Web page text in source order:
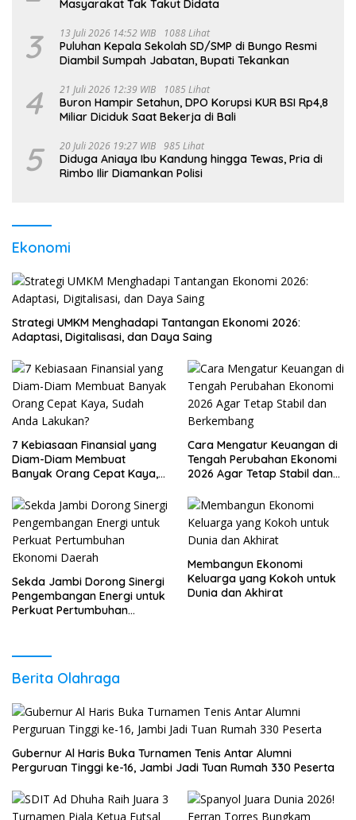
Masyarakat Tak Takut Didata
3 13 Juli 2026 14:52 WIB 1088 Lihat
Puluhan Kepala Sekolah SD/SMP di Bungo Resmi
Diambil Sumpah Jabatan, Bupati Tekankan
4 21 Juli 2026 12:39 WIB 1085 Lihat
Buron Hampir Setahun, DPO Korupsi KUR BSI Rp4,8
Miliar Diciduk Saat Bekerja di Bali
5 20 Juli 2026 19:27 WIB 985 Lihat
Diduga Aniaya Ibu Kandung hingga Tewas, Pria di
Rimbo Ilir Diamankan Polisi
Ekonomi
Strategi UMKM Menghadapi Tantangan Ekonomi 2026:
Adaptasi, Digitalisasi, dan Daya Saing
7 Kebiasaan Finansial yang
Diam-Diam Membuat
Banyak Orang Cepat Kaya,
Cara Mengatur Keuangan di
Tengah Perubahan Ekonomi
2026 Agar Tetap Stabil dan
Sekda Jambi Dorong Sinergi
Pengembangan Energi untuk
Perkuat Pertumbuhan
Membangun Ekonomi
Keluarga yang Kokoh untuk
Dunia dan Akhirat
Berita Olahraga
Gubernur Al Haris Buka Turnamen Tenis Antar Alumni
Perguruan Tinggi ke-16, Jambi Jadi Tuan Rumah 330 Peserta